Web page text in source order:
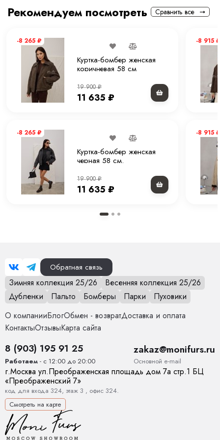
Конструктивные элементы Карманы
Комплектация Куртка
Покрой Прямой
1.2 кг
Рекомендуем посмотреть Сравнить все
-8 265 ₽
Куртка-бомбер женская
коричневая 58 см
19 900₽
11 635 ₽
-8 265 ₽
Куртка-бомбер женская
черная 58 см.
19 900₽
11 635 ₽
-8 915 ₽
-8 915 ₽
Обратная связь
Зимняя коллекция 25/26
Весенняя коллекция 25/26
Дубленки
Пальто Бомберы Парки
Пуховики
О компанииБлогОбмен - возвратДоставка и оплата
КонтактыОтзывыКарта сайта
8 (903) 195 91 25
Работаем - с 12:00 до 20:00
zakaz@monifurs.ru
Основной е-mail
г.Москва ул.Преображенская площадь дом 7а стр.1 БЦ
«Преображенский 7»
код для входа 324, этаж 3 , офис 324.
Смотреть на карте